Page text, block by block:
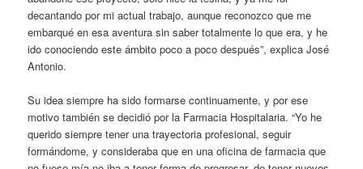
decantando por mi actual trabajo, aunque reconozco que me
embarqué en esa aventura sin saber totalmente lo que era, y he
ido conociendo este ámbito poco a poco después”, explica José
Antonio.
Su idea siempre ha sido formarse continuamente, y por ese
motivo también se decidió por la Farmacia Hospitalaria. “Yo he
querido siempre tener una trayectoria profesional, seguir
formándome, y consideraba que en una oficina de farmacia que